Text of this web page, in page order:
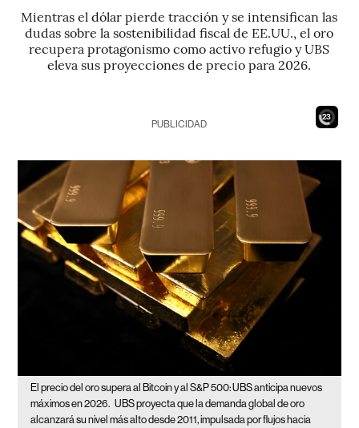
Mientras el dólar pierde tracción y se intensifican las
dudas sobre la sostenibilidad fiscal de EE.UU., el oro
recupera protagonismo como activo refugio y UBS
eleva sus proyecciones de precio para 2026.
21
PUBLICIDAD
El precio del oro supera al Bitcoin y al S&P 500: UBS anticipa nuevos
máximos en 2026. UBS proyecta que la demanda global de oro
alcanzará su nivel más alto desde 2011, impulsada por flujos hacia